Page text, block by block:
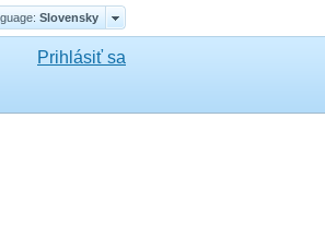
Slovensky
Prihlásiť sa